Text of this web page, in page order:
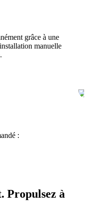
grâce à une
manuelle
:
Propulsez à